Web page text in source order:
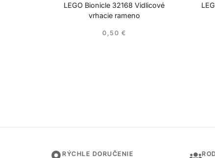
LEGO Bionicle 32168 Vidlicové
vrhacie rameno
0,50 €
RÝCHLE DORUČENIE